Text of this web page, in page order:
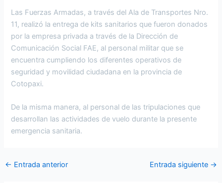
Las Fuerzas Armadas, a través del Ala de Transportes Nro.
11, realizó la entrega de kits sanitarios que fueron donados
por la empresa privada a través de la Dirección de
Comunicación Social FAE, al personal militar que se
encuentra cumpliendo los diferentes operativos de
seguridad y movilidad ciudadana en la provincia de
Cotopaxi.
De la misma manera, al personal de las tripulaciones que
desarrollan las actividades de vuelo durante la presente
emergencia sanitaria.
← Entrada anterior Entrada siguiente →